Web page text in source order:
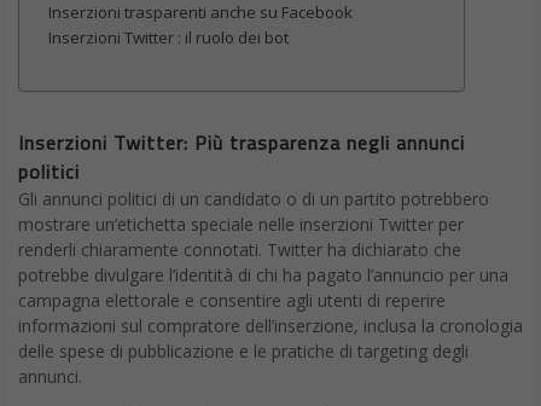
Inserzioni trasparenti anche su Facebook
Inserzioni Twitter : il ruolo dei bot
Inserzioni Twitter: Più trasparenza negli annunci
politici
Gli annunci politici di un candidato o di un partito potrebbero
mostrare un’etichetta speciale nelle inserzioni Twitter per
renderli chiaramente connotati. Twitter ha dichiarato che
potrebbe divulgare l’identità di chi ha pagato l’annuncio per una
campagna elettorale e consentire agli utenti di reperire
informazioni sul compratore dell’inserzione, inclusa la cronologia
delle spese di pubblicazione e le pratiche di targeting degli
annunci.